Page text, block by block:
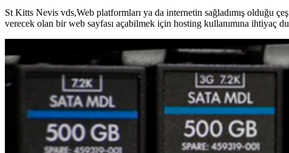
St Kitts Nevis vds,Web platformları ya da internetin sağladımış olduğu
verecek olan bir web sayfası açabilmek için hosting kullanımına ihtiyaç